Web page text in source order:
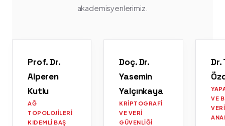
akademisyenlerimiz.
Prof. Dr.
Alperen
Kutlu
AĞ
TOPOLOJILERI
KIDEMLI BAŞ
Doç. Dr.
Yasemin
Yalçınkaya
KRIPTOGRAFI
VE VERI
GÜVENLIĞI
Dr.
VE
VERI